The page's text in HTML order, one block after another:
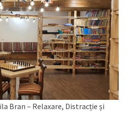
Bran – Relaxare, Distracție și